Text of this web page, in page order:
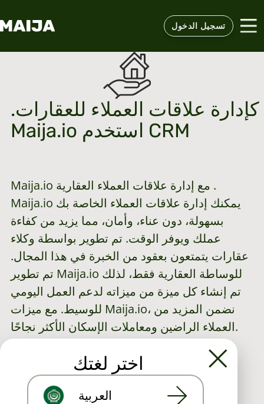
تسجيل الدخول
.كإدارة علاقات العملاء للعقارات
Maija.io استخدم CRM
Maija.io مع إدارة علاقات العملاء العقارية .
Maija.io يمكنك إدارة علاقات العملاء الخاصة بك
بسهولة، دون عناء، وأمان، مما يزيد من كفاءة
عملك ويوفر الوقت. تم تطوير بواسطة وكلاء
عقارات يتمتعون بعقود من الخبرة في هذا المجال.
تم تطوير Maija.io للوساطة العقارية فقط، لذلك
تم إنشاء كل ميزة من ميزاته لدعم العمل اليومي
للوسيط. مع ميزات Maija.io، نضمن المزيد من
العملاء الراضين ومعاملات الإسكان الأكثر نجاحًا.
انضم هنا
اختر لغتك
العربية